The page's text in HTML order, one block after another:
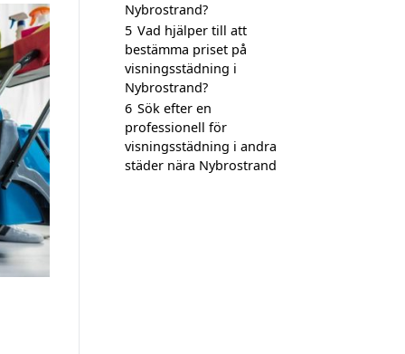
Nybrostrand?
5 Vad hjälper till att
bestämma priset på
visningsstädning i
Nybrostrand?
6 Sök efter en
professionell för
visningsstädning i andra
städer nära Nybrostrand